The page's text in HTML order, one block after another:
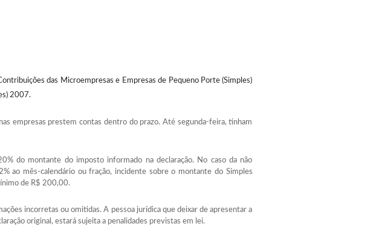
das Microempresas e Empresas de Pequeno Porte (Simples)
2007.
empresas prestem contas dentro do prazo. Até segunda-feira, tinham
do montante do imposto informado na declaração. No caso da não
ao mês-calendário ou fração, incidente sobre o montante do Simples
de R$ 200,00.
incorretas ou omitidas. A pessoa jurídica que deixar de apresentar a
original, estará sujeita a penalidades previstas em lei.